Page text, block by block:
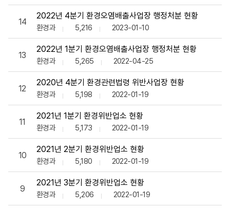
14
2022년 4분기 환경오염배출사업장 행정처분 현황
환경과 5,216 2023-01-10
13
2022년 1분기 환경오염배출사업장 행정처분 현황
환경과 5,265 2022-04-25
12
2020년 4분기 환경관련법령 위반사업장 현황
환경과 5,198 2022-01-19
11
2021년 1분기 환경위반업소 현황
환경과 5,173 2022-01-19
10
2021년 2분기 환경위반업소 현황
환경과 5,180 2022-01-19
9
2021년 3분기 환경위반업소 현황
환경과 5,206 2022-01-19